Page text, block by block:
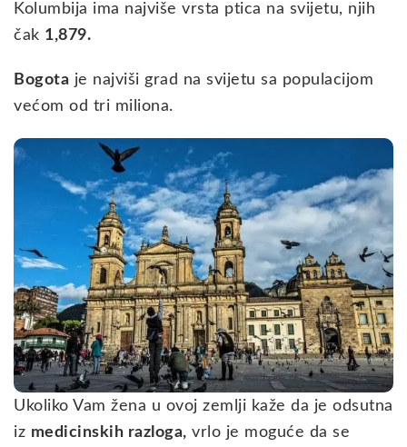
Kolumbija ima najviše vrsta ptica na svijetu, njih
čak 1,879.
Bogota je najviši grad na svijetu sa populacijom
većom od tri miliona.
Ukoliko Vam žena u ovoj zemlji kaže da je odsutna
iz medicinskih razloga, vrlo je moguće da se